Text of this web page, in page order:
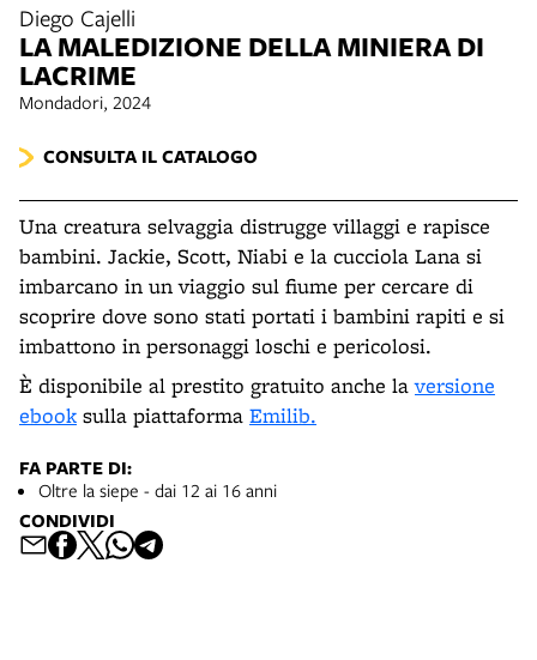
Diego Cajelli
LA MALEDIZIONE DELLA MINIERA DI
LACRIME
Mondadori, 2024
CONSULTA IL CATALOGO
Una creatura selvaggia distrugge villaggi e rapisce
bambini. Jackie, Scott, Niabi e la cucciola Lana si
imbarcano in un viaggio sul fiume per cercare di
scoprire dove sono stati portati i bambini rapiti e si
imbattono in personaggi loschi e pericolosi.
È disponibile al prestito gratuito anche laversione
ebook sulla piattaforma Emilib.
FA PARTE DI:
Oltre la siepe - dai 12 ai 16 anni
CONDIVIDI